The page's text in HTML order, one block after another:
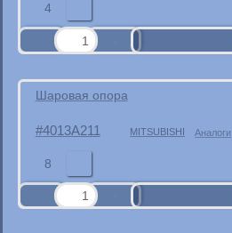
4
Шаровая опора
4013A211 MITSUBISHI Аналоги
8